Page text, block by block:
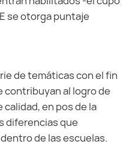
se otorga puntaje
de temáticas con el fin
contribuyan al logro de
en pos de la
diferencias que
de las escuelas.